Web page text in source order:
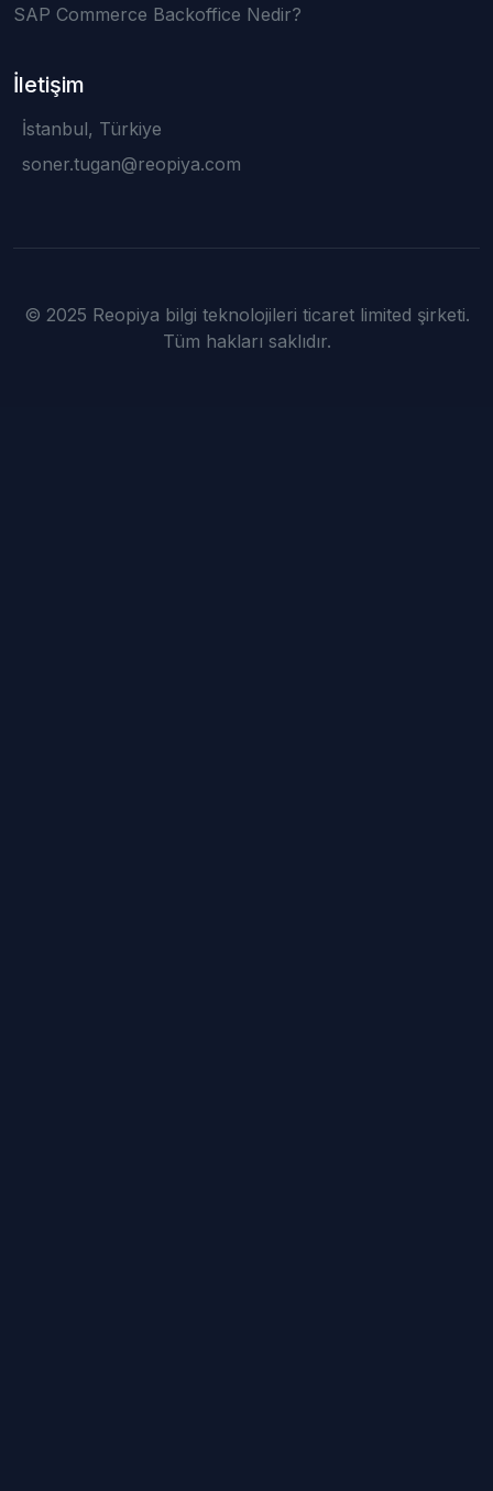
SAP Commerce Backoffice Nedir?
İletişim
İstanbul, Türkiye
soner.tugan@reopiya.com
© 2025 Reopiya bilgi teknolojileri ticaret limited şirketi.
Tüm hakları saklıdır.